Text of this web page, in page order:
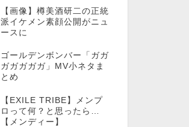
【画像】樽美酒研二の正統
派イケメン素顔公開がニュ
ースに
ゴールデンボンバー「ガガ
ガガガガガ」MV小ネタま
とめ
【EXILE TRIBE】メンプ
ロって何？と思ったら…
【メンディー】